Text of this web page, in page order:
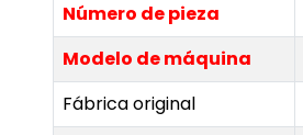
Número de pieza
Modelo de máquina
Fábrica original